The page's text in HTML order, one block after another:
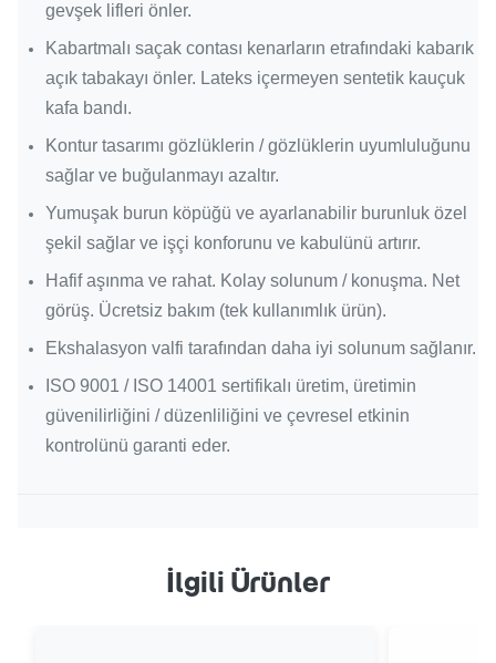
gevşek lifleri önler.
Kabartmalı saçak contası kenarların etrafındaki kabarık
açık tabakayı önler. Lateks içermeyen sentetik kauçuk
kafa bandı.
Kontur tasarımı gözlüklerin / gözlüklerin uyumluluğunu
sağlar ve buğulanmayı azaltır.
Yumuşak burun köpüğü ve ayarlanabilir burunluk özel
şekil sağlar ve işçi konforunu ve kabulünü artırır.
Hafif aşınma ve rahat. Kolay solunum / konuşma. Net
görüş. Ücretsiz bakım (tek kullanımlık ürün).
Ekshalasyon valfi tarafından daha iyi solunum sağlanır.
ISO 9001 / ISO 14001 sertifikalı üretim, üretimin
güvenilirliğini / düzenliliğini ve çevresel etkinin
kontrolünü garanti eder.
İlgili Ürünler